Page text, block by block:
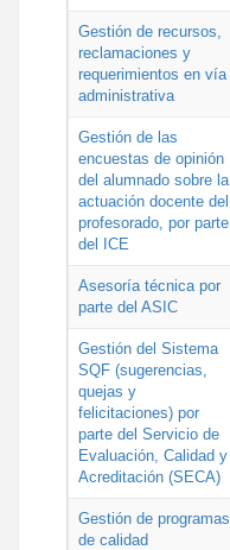
Gestión de recursos,
reclamaciones y
requerimientos en vía
administrativa
Gestión de las
encuestas de opinión
del alumnado sobre la
actuación docente del
profesorado, por parte
del ICE
Asesoría técnica por
parte del ASIC
Gestión del Sistema
SQF (sugerencias,
quejas y
felicitaciones) por
parte del Servicio de
Evaluación, Calidad y
Acreditación (SECA)
Gestión de programas
de calidad